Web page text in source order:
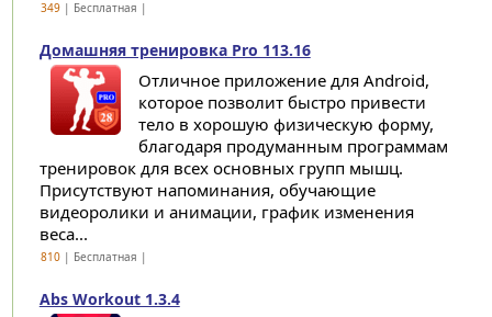
349| Бесплатная |
Домашняя тренировка Pro 113.16
Отличное приложение для Android,
которое позволит быстро привести
тело в хорошую физическую форму,
благодаря продуманным программам
тренировок для всех основных групп мышц.
Присутствуют напоминания, обучающие
видеоролики и анимации, график изменения
веса...
810| Бесплатная |
Abs Workout 1.3.4